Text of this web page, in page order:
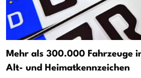
Mehr als 300.000 Fahrzeuge
Alt- und Heimatkennzeichen